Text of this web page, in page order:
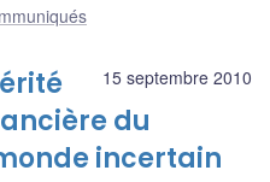
15 septembre 2010
du
incertain